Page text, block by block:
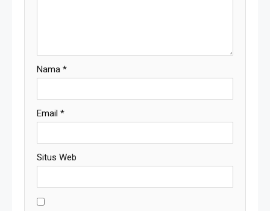
Nama *
Email *
Situs Web